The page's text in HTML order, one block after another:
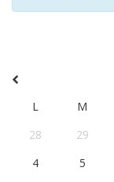
L M
28
29
4
5